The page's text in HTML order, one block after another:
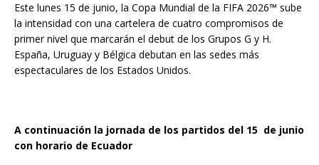
Este lunes 15 de junio, la Copa Mundial de la FIFA 2026™ sube
la intensidad con una cartelera de cuatro compromisos de
primer nivel que marcarán el debut de los Grupos G y H.
España, Uruguay y Bélgica debutan en las sedes más
espectaculares de los Estados Unidos.
A continuación la jornada de los partidos del 15 de junio
con horario de Ecuador